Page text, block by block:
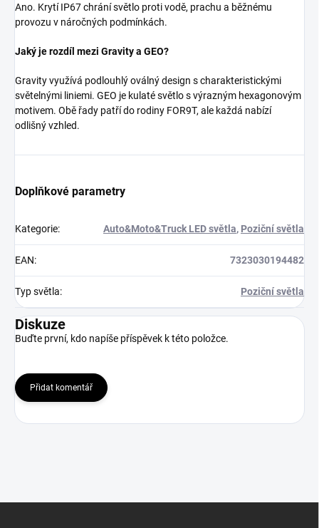
Ano. Krytí IP67 chrání světlo proti vodě, prachu a běžnému
provozu v náročných podmínkách.
Jaký je rozdíl mezi Gravity a GEO?
Gravity využívá podlouhlý oválný design s charakteristickými
světelnými liniemi. GEO je kulaté světlo s výrazným hexagonovým
motivem. Obě řady patří do rodiny FOR9T, ale každá nabízí
odlišný vzhled.
Doplňkové parametry
Kategorie: Auto&Moto&Truck LED světla, Poziční světla
EAN: 7323030194482
Typ světla: Poziční světla
Diskuze
Buďte první, kdo napíše příspěvek k této položce.
Přidat komentář